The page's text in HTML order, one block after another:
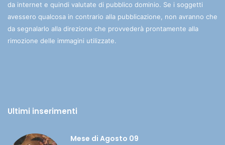
da internet e quindi valutate di pubblico dominio. Se i soggetti
avessero qualcosa in contrario alla pubblicazione, non avranno che
da segnalarlo alla direzione che provvederà prontamente alla
rimozione delle immagini utilizzate.
Ultimi inserimenti
Mese di Agosto 09